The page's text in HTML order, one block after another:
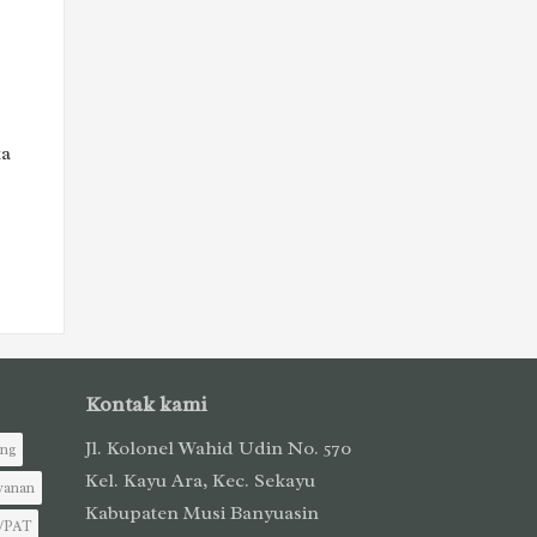
PAT
Kontak kami
Jl. Kolonel Wahid Udin No. 570
Kel. Kayu Ara, Kec. Sekayu
Kabupaten Musi Banyuasin